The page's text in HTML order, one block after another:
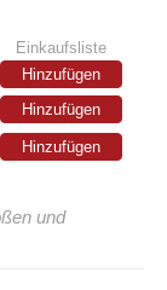
Einkaufsliste
Hinzufügen
Hinzufügen
Hinzufügen
und